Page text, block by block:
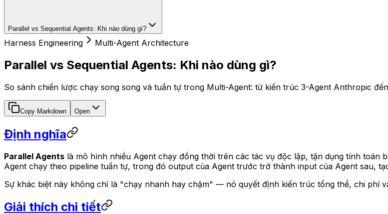
Parallel vs Sequential Agents: Khi nào dùng gì?
Harness Engineering Multi-Agent Architecture
Parallel vs Sequential Agents: Khi nào dùng gì?
So sánh chiến lược chạy song song và tuần tự trong Multi-Agent: từ kiến trúc 3-Agent Anthropic
Copy Markdown Open
Định nghĩa
Parallel Agents là mô hình nhiều Agent chạy đồng thời trên các tác vụ độc lập, tận dụng tính toán
Agent chạy theo pipeline tuần tự, trong đó output của Agent trước trở thành input của Agent sau,
Sự khác biệt này không chỉ là "chạy nhanh hay chậm" — nó quyết định kiến trúc tổng thể, chi phí
Giải thích chi tiết